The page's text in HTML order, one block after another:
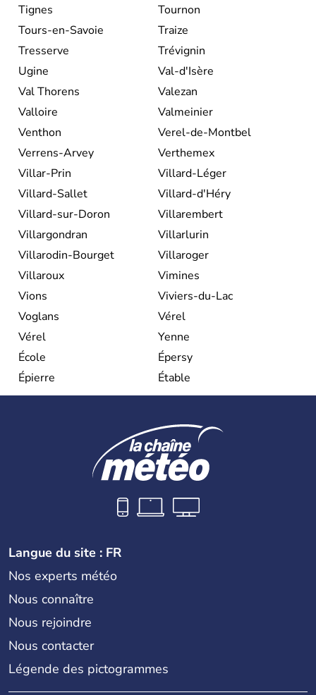
Tignes
Tournon
Tours-en-Savoie
Traize
Tresserve
Trévignin
Ugine
Val-d'Isère
Val Thorens
Valezan
Valloire
Valmeinier
Venthon
Verel-de-Montbel
Verrens-Arvey
Verthemex
Villar-Prin
Villard-Léger
Villard-Sallet
Villard-d'Héry
Villard-sur-Doron
Villarembert
Villargondran
Villarlurin
Villarodin-Bourget
Villaroger
Villaroux
Vimines
Vions
Viviers-du-Lac
Voglans
Vérel
Vérel
Yenne
École
Épersy
Épierre
Étable
Langue du site : FR
Nos experts météo
Nous connaître
Nous rejoindre
Nous contacter
Légende des pictogrammes